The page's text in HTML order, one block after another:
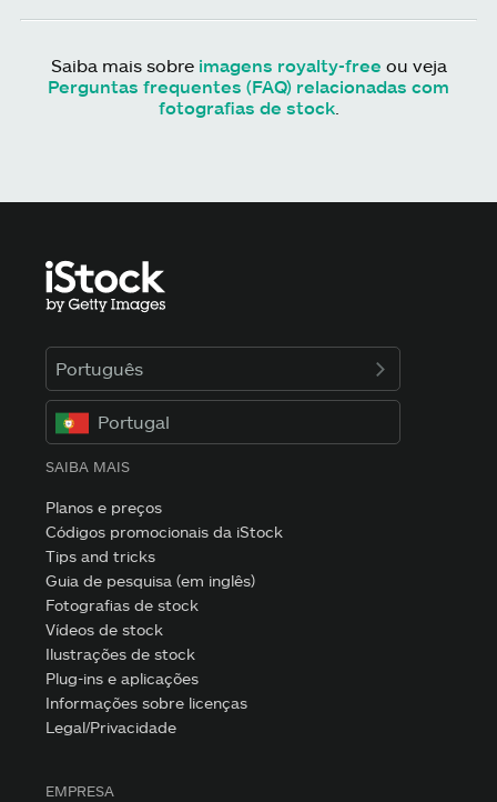
Saiba mais sobre imagens royalty-free ou veja
Perguntas frequentes (FAQ) relacionadas com
fotografias de stock.
Português
Portugal
SAIBA MAIS
Planos e preços
Códigos promocionais da iStock
Tips and tricks
Guia de pesquisa (em inglês)
Fotografias de stock
Vídeos de stock
Ilustrações de stock
Plug-ins e aplicações
Informações sobre licenças
Legal/Privacidade
EMPRESA